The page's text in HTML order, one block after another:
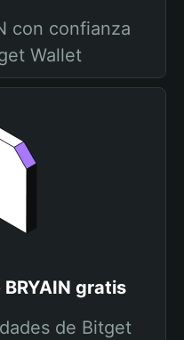
con confianza
Wallet
gratis
de Bitget